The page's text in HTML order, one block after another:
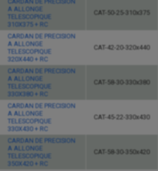
A ALLONGE
TELESCOPIQUE
310X375 + RC
CAT-50-25-310x375
CARDAN DE PRECISION
A ALLONGE
TELESCOPIQUE
320X440 + RC
CAT-42-20-320x440
CARDAN DE PRECISION
A ALLONGE
TELESCOPIQUE
330X380 + RC
CAT-58-30-330x380
CARDAN DE PRECISION
A ALLONGE
TELESCOPIQUE
330X430 + RC
CAT-45-22-330x430
CARDAN DE PRECISION
A ALLONGE
TELESCOPIQUE
350X420 + RC
CAT-58-30-350x420